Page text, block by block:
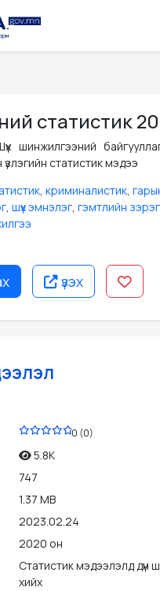
статистик
шинжилгээний
статистик мэдээ
, криминалистик,
, шүүх эмнэлэг, гэмтлийн зэрэг
үзэх
0 (0)
5.8K
747
1.37 MB
2023.02.24
2020 он
Статистик мэдээлэлд дүн
хийх